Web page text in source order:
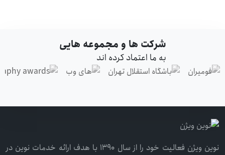
شرکت ها و مجموعه هایی
به ما اعتماد کرده اند
نوین ویژن فعالیت خود را از سال ۱۳۹۰ با هدف ارائه خدمات نوین در